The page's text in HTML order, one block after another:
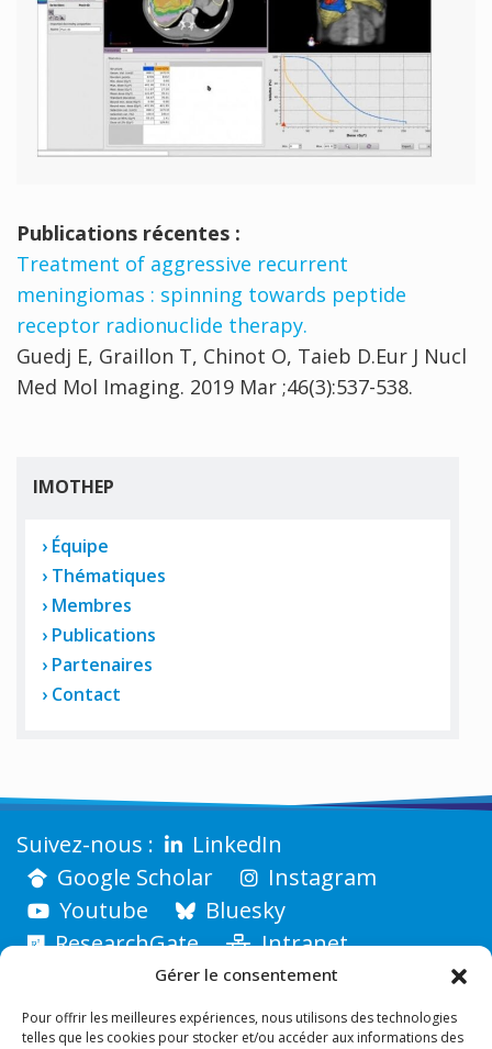
Gérer le consentement
Pour offrir les meilleures expériences, nous utilisons des technologies
telles que les cookies pour stocker et/ou accéder aux informations des
Publications récentes :
Treatment of aggressive recurrent
meningiomas : spinning towards peptide
receptor radionuclide therapy.
Guedj E, Graillon T, Chinot O, Taieb D.Eur J Nucl
Med Mol Imaging. 2019 Mar ;46(3):537-538.
IMOTHEP
Équipe
Thématiques
Membres
Publications
Partenaires
Contact
LinkedIn
Google Scholar
Instagram
Youtube
Bluesky
ResearchGate
Intranet